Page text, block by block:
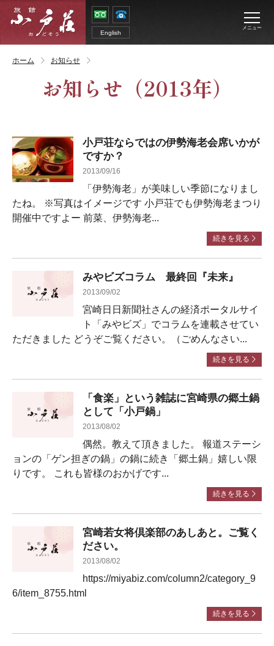
English
メニュー
ホーム お知らせ
お知らせ （2013年）
小戸荘ならではの伊勢海老会席いかが
ですか？
2013/09/16
「伊勢海老」が美味しい季節になりまし
たね。 ※写真はイメージです 小戸荘でも伊勢海老まつり
開催中ですよー 前菜、伊勢海老...
続きを見る
みやビズコラム 最終回『未来』
2013/09/02
宮崎日日新聞社さんの経済ポータルサイ
ト「みやビズ」でコラムを連載させてい
ただきました どうぞご覧ください。（ごめんなさい...
続きを見る
「食楽」という雑誌に宮崎県の郷土鍋
として「小戸鍋」
2013/08/02
偶然。教えて頂きました。 報道ステーシ
ョンの「ゲン担ぎの鍋」の鍋に続き「郷土鍋」嬉しい限
りです。 これも皆様のおかげです...
続きを見る
宮崎若女将倶楽部のあしあと。ご覧く
ださい。
2013/08/02
https://miyabiz.com/column2/category_9
6/item_8755.html
続きを見る